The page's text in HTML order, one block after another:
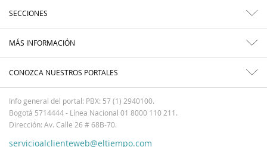
SECCIONES
MÁS INFORMACIÓN
CONOZCA NUESTROS PORTALES
Info general del portal: PBX: 57 (1) 2940100.
Bogotá 5714444 - Línea Nacional 01 8000 110 211.
Dirección: Av. Calle 26 # 68B-70.
servicioalclienteweb@eltiempo.com